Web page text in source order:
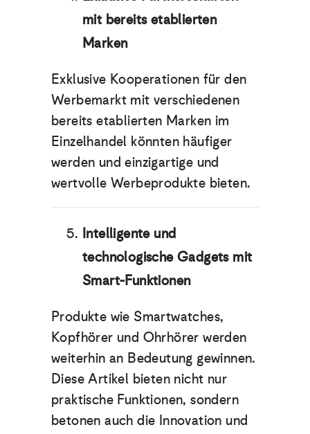
mit bereits etablierten
Marken
Exklusive Kooperationen für den
Werbemarkt mit verschiedenen
bereits etablierten Marken im
Einzelhandel könnten häufiger
werden und einzigartige und
wertvolle Werbeprodukte bieten.
Intelligente und
technologische Gadgets mit
Smart-Funktionen
Produkte wie Smartwatches,
Kopfhörer und Ohrhörer werden
weiterhin an Bedeutung gewinnen.
Diese Artikel bieten nicht nur
praktische Funktionen, sondern
betonen auch die Innovation und